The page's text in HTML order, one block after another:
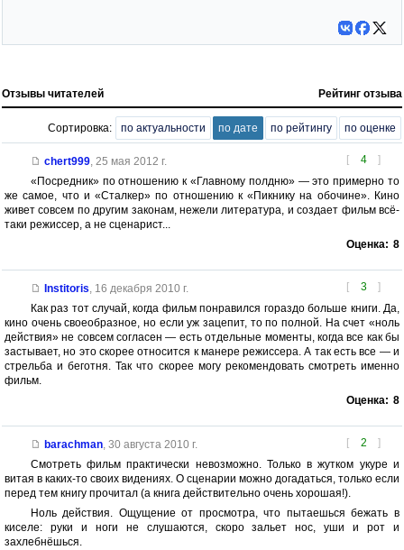
Отзывы читателей Рейтинг отзыва
Сортировка: по актуальности по дате по рейтингу по оценке
[ 4 ]
chert999, 25 мая 2012 г.
«Посредник» по отношению к «Главному полдню» — это примерно то
же самое, что и «Сталкер» по отношению к «Пикнику на обочине». Кино
живет совсем по другим законам, нежели литература, и создает фильм всё-
таки режиссер, а не сценарист...
Оценка: 8
[ 3 ]
Institoris, 16 декабря 2010 г.
Как раз тот случай, когда фильм понравился гораздо больше книги. Да,
кино очень своеобразное, но если уж зацепит, то по полной. На счет «ноль
действия» не совсем согласен — есть отдельные моменты, когда все как бы
застывает, но это скорее относится к манере режиссера. А так есть все — и
стрельба и беготня. Так что скорее могу рекомендовать смотреть именно
фильм.
Оценка: 8
[ 2 ]
barachman, 30 августа 2010 г.
Смотреть фильм практически невозможно. Только в жутком укуре и
витая в каких-то своих видениях. О сценарии можно догадаться, только если
перед тем книгу прочитал (а книга действительно очень хорошая!).
Ноль действия. Ощущение от просмотра, что пытаешься бежать в
киселе: руки и ноги не слушаются, скоро зальет нос, уши и рот и
захлебнёшься.